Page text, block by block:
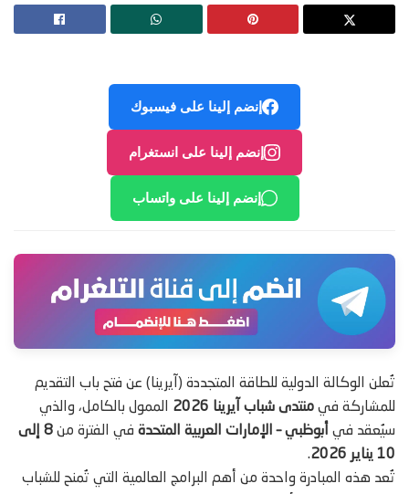
إنضم إلينا على فيسبوك
إنضم إلينا على انستغرام
إنضم إلينا على واتساب
تُعلن الوكالة الدولية للطاقة المتجددة (آيرينا) عن فتح باب التقديم
للمشاركة في منتدى شباب آيرينا 2026
الممول بالكامل، والذي
سيُعقد في أبوظبي – الإمارات العربية المتحدة في الفترة من
8 إلى
10 يناير 2026
.
تُعد هذه المبادرة واحدة من أهم البرامج العالمية التي تُمنح للشباب